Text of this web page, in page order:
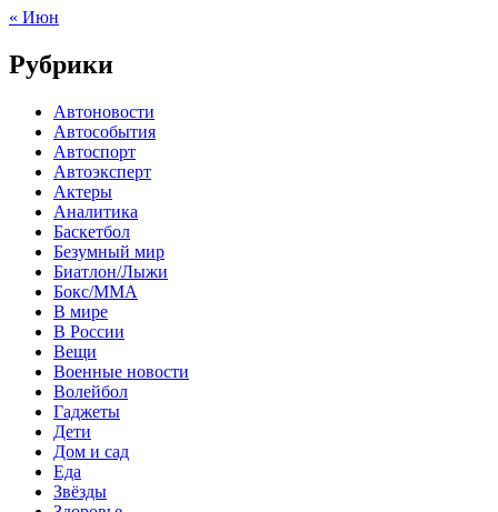
« Июн
Рубрики
Автоновости
Автособытия
Автоспорт
Автоэксперт
Актеры
Аналитика
Баскетбол
Безумный мир
Биатлон/Лыжи
Бокс/MMA
В мире
В России
Вещи
Военные новости
Волейбол
Гаджеты
Дети
Дом и сад
Еда
Звёзды